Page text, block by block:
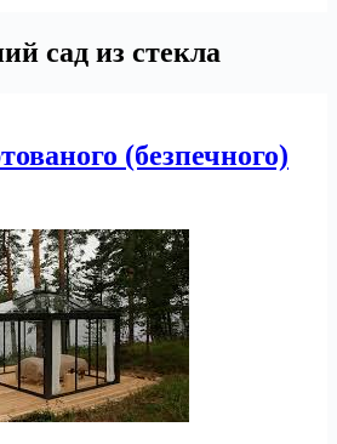
сад из стекла
(безпечного)